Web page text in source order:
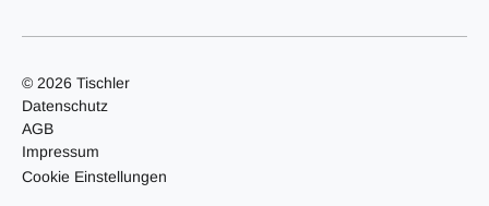
© 2026 Tischler
Datenschutz
AGB
Impressum
Cookie Einstellungen